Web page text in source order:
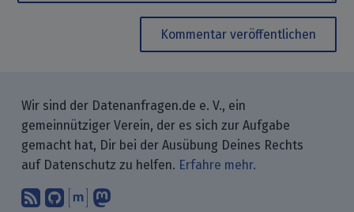
Kommentar veröffentlichen
Wir sind der Datenanfragen.de e. V., ein
gemeinnütziger Verein, der es sich zur Aufgabe
gemacht hat, Dir bei der Ausübung Deines Rechts
auf Datenschutz zu helfen. Erfahre mehr.
Abonniere unsere Blogbeiträge mit
Finde uns bei GitHub.
Unterhalte Dich mit uns über